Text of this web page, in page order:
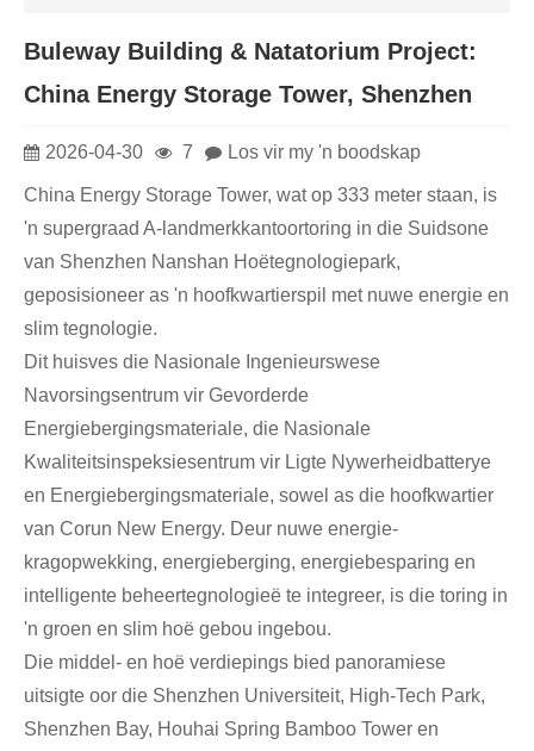
Buleway Building & Natatorium Project:
China Energy Storage Tower, Shenzhen
2026-04-30 7 Los vir my 'n boodskap
China Energy Storage Tower, wat op 333 meter staan, is
'n supergraad A-landmerkkantoortoring in die Suidsone
van Shenzhen Nanshan Hoëtegnologiepark,
geposisioneer as 'n hoofkwartierspil met nuwe energie en
slim tegnologie.
Dit huisves die Nasionale Ingenieurswese
Navorsingsentrum vir Gevorderde
Energiebergingsmateriale, die Nasionale
Kwaliteitsinspeksiesentrum vir Ligte Nywerheidbatterye
en Energiebergingsmateriale, sowel as die hoofkwartier
van Corun New Energy. Deur nuwe energie-
kragopwekking, energieberging, energiebesparing en
intelligente beheertegnologieë te integreer, is die toring in
'n groen en slim hoë gebou ingebou.
Die middel- en hoë verdiepings bied panoramiese
uitsigte oor die Shenzhen Universiteit, High-Tech Park,
Shenzhen Bay, Houhai Spring Bamboo Tower en